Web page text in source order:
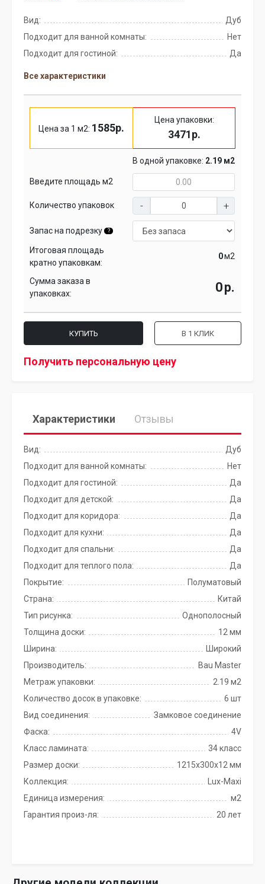
Вид:
Дуб
Подходит для ванной комнаты:
Нет
Подходит для гостиной:
Да
Все характеристики
Цена за 1 м2: 1585р.
Цена упаковки:
3471р.
В одной упаковке: 2.19 м2
Введите площадь м2
Количество упаковок
Запас на подрезку ?
Итоговая площадь
кратно упаковкам:
м2
Сумма заказа в
упаковках:
р.
КУПИТЬ В 1 КЛИК
Получить персональную цену
Характеристики Отзывы
Вид:
Дуб
Подходит для ванной комнаты:
Нет
Подходит для гостиной:
Да
Подходит для детской:
Да
Подходит для коридора:
Да
Подходит для кухни:
Да
Подходит для спальни:
Да
Подходит для теплого пола:
Да
Покрытие:
Полуматовый
Страна:
Китай
Тип рисунка:
Однополосный
Толщина доски:
12 мм
Ширина:
Широкий
Производитель:
Bau Master
Метраж упаковки:
2.19 м2
Количество досок в упаковке:
6 шт
Вид соединения:
Замковое соединение
Фаска:
4V
Класс ламината:
34 класс
Размер доски:
1215х300х12 мм
Коллекция:
Lux-Maxi
Единица измерения:
м2
Гарантия произ-ля:
20 лет